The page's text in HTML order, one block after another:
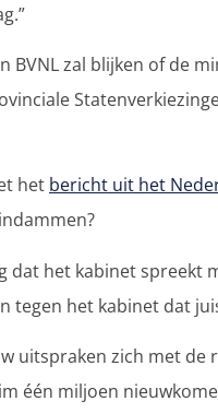
BVNL zal blijken of de
het bericht uit het
dat het kabinet spreekt
tegen het kabinet dat
uitspraken zich met
één miljoen